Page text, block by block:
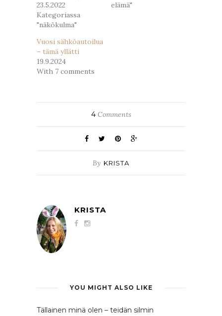
23.5.2022
Kategoriassa
"näkökulma"
elämä"
Vuosi sähköautoilua
– tämä yllätti
19.9.2024
With 7 comments
4Comments
By KRISTA
KRISTA
YOU MIGHT ALSO LIKE
Tällainen minä olen – teidän silmin